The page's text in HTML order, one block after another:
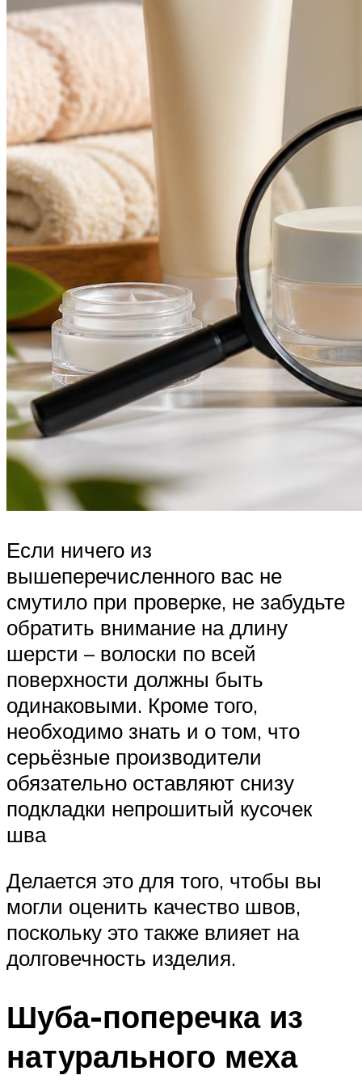
Если ничего из
вышеперечисленного вас не
смутило при проверке, не забудьте
обратить внимание на длину
шерсти – волоски по всей
поверхности должны быть
одинаковыми. Кроме того,
необходимо знать и о том, что
серьёзные производители
обязательно оставляют снизу
подкладки непрошитый кусочек
шва
Делается это для того, чтобы вы
могли оценить качество швов,
поскольку это также влияет на
долговечность изделия.
Шуба-поперечка из
натурального меха